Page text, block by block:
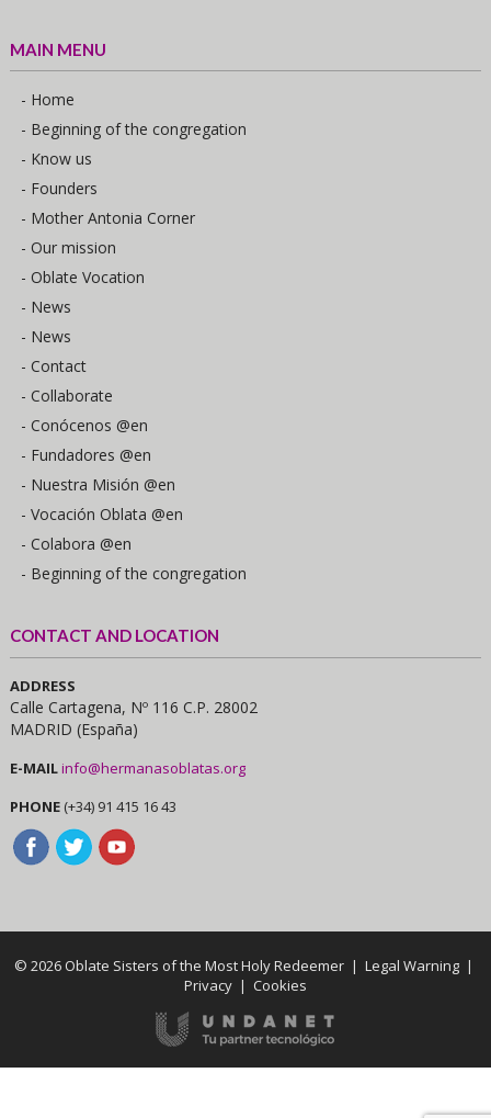
MAIN MENU
- Home
- Beginning of the congregation
- Know us
- Founders
- Mother Antonia Corner
- Our mission
- Oblate Vocation
- News
- News
- Contact
- Collaborate
- Conócenos @en
- Fundadores @en
- Nuestra Misión @en
- Vocación Oblata @en
- Colabora @en
- Beginning of the congregation
CONTACT AND LOCATION
ADDRESS
Calle Cartagena, Nº 116 C.P. 28002
MADRID (España)
E-MAILinfo@hermanasoblatas.org
PHONE (+34) 91 415 16 43
© 2026 Oblate Sisters of the Most Holy Redeemer | Legal Warning|
Privacy| Cookies